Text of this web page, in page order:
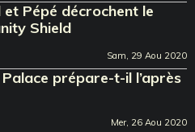
et Pépé décrochent le
Shield
Sam, 29 Aou 2020
prépare-t-il l’après
Mer, 26 Aou 2020